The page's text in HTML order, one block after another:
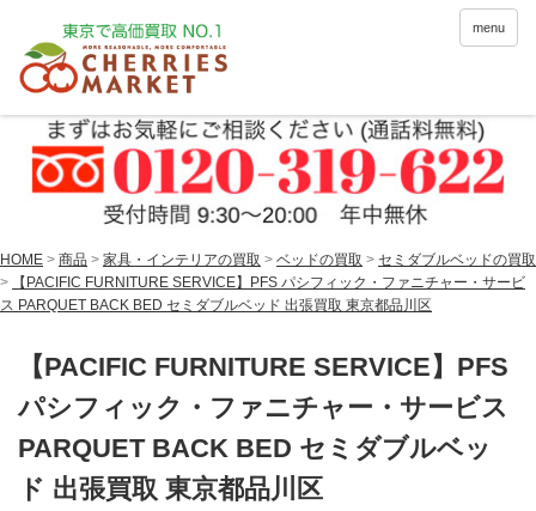
menu
HOME > 商品 > 家具・インテリアの買取 > ベッドの買取 > セミダブルベッドの買取
>
【PACIFIC FURNITURE SERVICE】PFS パシフィック・ファニチャー・サービ
ス PARQUET BACK BED セミダブルベッド 出張買取 東京都品川区
【PACIFIC FURNITURE SERVICE】PFS
パシフィック・ファニチャー・サービス
PARQUET BACK BED セミダブルベッ
ド 出張買取 東京都品川区